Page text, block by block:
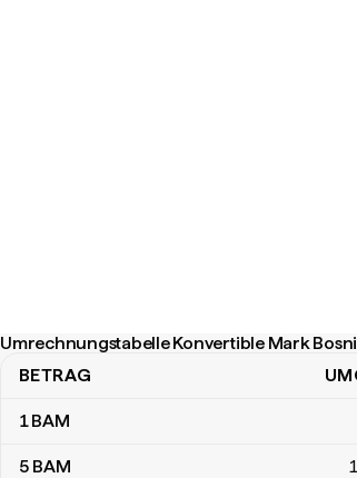
Umrechnungstabelle Konvertible Mark
Umrechnungstabelle Konvertible Mark
BETRAG
1BAM
5 BAM